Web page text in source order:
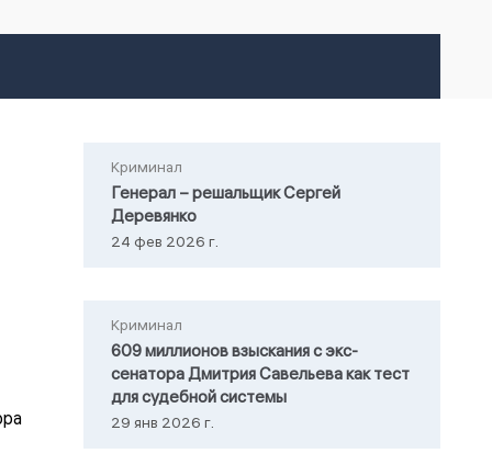
Криминал
Генерал – решальщик Сергей
Деревянко
24 фев 2026 г.
Криминал
609 миллионов взыскания с экс-
сенатора Дмитрия Савельева как тест
для судебной системы
29 янв 2026 г.